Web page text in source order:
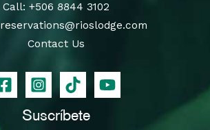
Call: +506 8844 3102
reservations@rioslodge.com
Contact Us
Suscríbete